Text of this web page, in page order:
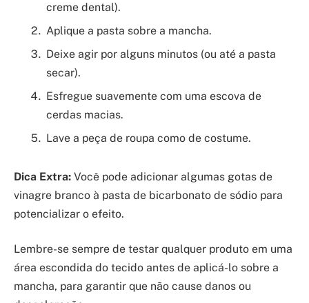
creme dental).
Aplique a pasta sobre a mancha.
Deixe agir por alguns minutos (ou até a pasta
secar).
Esfregue suavemente com uma escova de
cerdas macias.
Lave a peça de roupa como de costume.
Dica Extra: Você pode adicionar algumas gotas de
vinagre branco à pasta de bicarbonato de sódio para
potencializar o efeito.
Lembre-se sempre de testar qualquer produto em uma
área escondida do tecido antes de aplicá-lo sobre a
mancha, para garantir que não cause danos ou